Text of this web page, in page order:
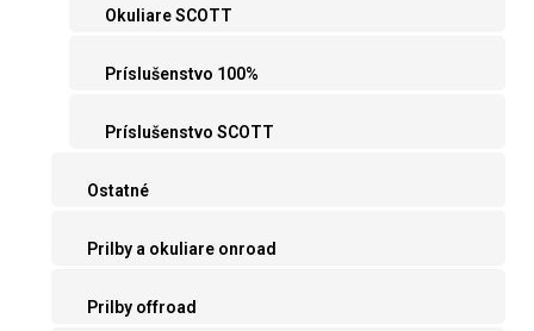
Okuliare SCOTT
Príslušenstvo 100%
Príslušenstvo SCOTT
Ostatné
Prilby a okuliare onroad
Prilby offroad